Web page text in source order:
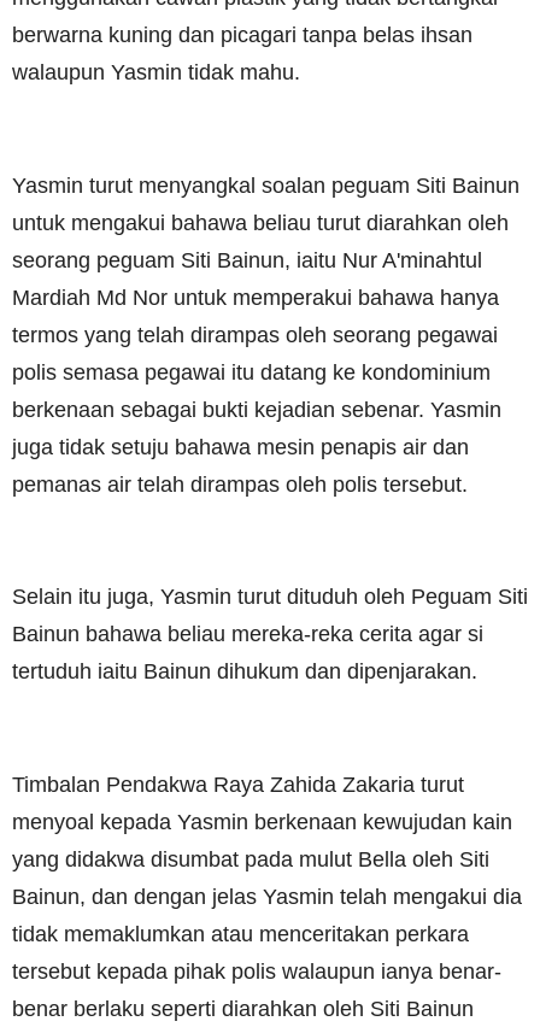
berwarna kuning dan picagari tanpa belas ihsan
walaupun Yasmin tidak mahu.
Yasmin turut menyangkal soalan peguam Siti Bainun
untuk mengakui bahawa beliau turut diarahkan oleh
seorang peguam Siti Bainun, iaitu Nur A'minahtul
Mardiah Md Nor untuk memperakui bahawa hanya
termos yang telah dirampas oleh seorang pegawai
polis semasa pegawai itu datang ke kondominium
berkenaan sebagai bukti kejadian sebenar. Yasmin
juga tidak setuju bahawa mesin penapis air dan
pemanas air telah dirampas oleh polis tersebut.
Selain itu juga, Yasmin turut dituduh oleh Peguam Siti
Bainun bahawa beliau mereka-reka cerita agar si
tertuduh iaitu Bainun dihukum dan dipenjarakan.
Timbalan Pendakwa Raya Zahida Zakaria turut
menyoal kepada Yasmin berkenaan kewujudan kain
yang didakwa disumbat pada mulut Bella oleh Siti
Bainun, dan dengan jelas Yasmin telah mengakui dia
tidak memaklumkan atau menceritakan perkara
tersebut kepada pihak polis walaupun ianya benar-
benar berlaku seperti diarahkan oleh Siti Bainun